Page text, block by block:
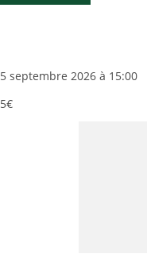
5 septembre 2026 à 15:00
5€